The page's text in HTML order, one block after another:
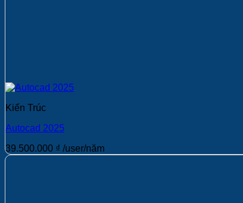
Kiến Trúc
Autocad 2025
39.500.000 ₫ /user/năm